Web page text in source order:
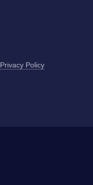
Privacy Policy